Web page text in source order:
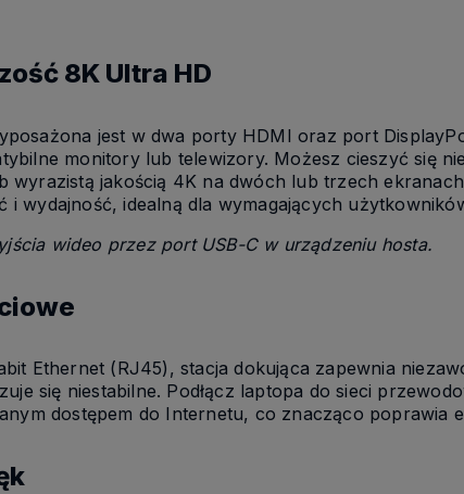
8K Ultra HD
jest w dwa porty HDMI oraz port
monitory lub telewizory. Możesz cieszyć się
wyrazistą jakością 4K na dwóch lub trzech
i wydajność, idealną dla wymagających
wideo przez port USB-C w urządzeniu hosta.
Ethernet (RJ45), stacja dokująca zapewnia
się niestabilne. Podłącz laptopa do sieci
dostępem do Internetu, co znacząco poprawia